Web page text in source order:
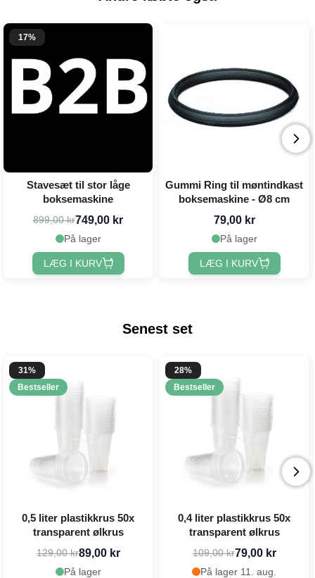
17%
Stavesæt til stor låge
boksemaskine
899,00 kr749,00 kr
På lager
LÆG I KURV
Gummi Ring til møntindkast
boksemaskine - Ø8 cm
79,00 kr
På lager
LÆG I KURV
Senest set
31%
Bestseller
0,5 liter plastikkrus 50x
transparent ølkrus
129,00 kr89,00 kr
På lager
28%
Bestseller
0,4 liter plastikkrus 50x
transparent ølkrus
109,00 kr79,00 kr
På lager 11. aug.